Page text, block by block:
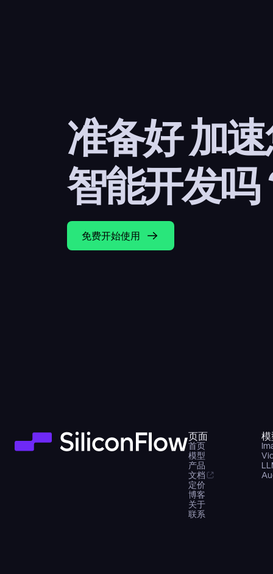
准备好 加
智能开发吗
免费开始使用
页面
首页
模型
产品
文档
定价
博客
关于
联系